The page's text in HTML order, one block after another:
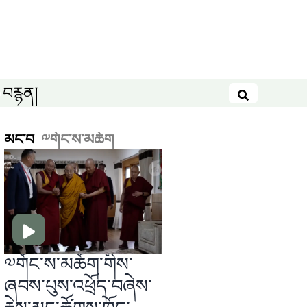
བརྙན།
མང་བ ༸གོང་ས་མཆོག
༧གོང་ས་མཆོག་གིས་
ཞབས་པུས་འཕྲོད་བཞེས་